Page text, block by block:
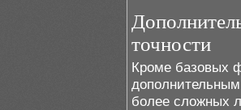
точности
Кроме базовых
более сложных